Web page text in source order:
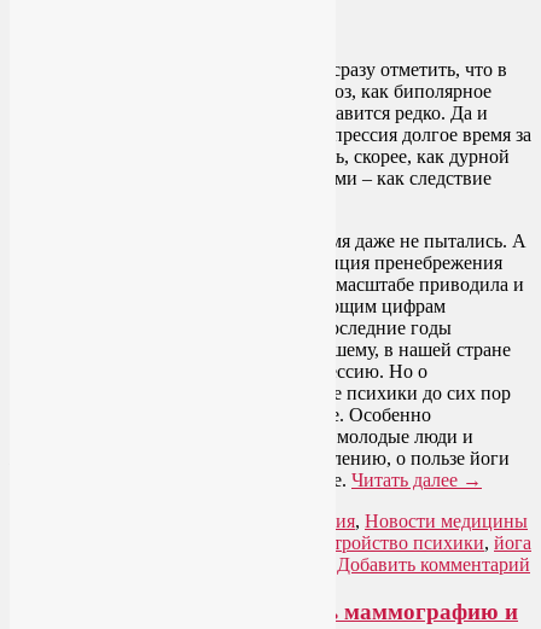
Нужно сразу отметить, что в
русскоязычной части мира такой диагноз, как биполярное
аффективное расстройство психики, ставится редко. Да и
лечить депрессию было не принято, депрессия долгое время за
болезнь не считалась, а рассматривалась, скорее, как дурной
характер, а в случаях с молодыми людьми – как следствие
Поэтому лечить депрессию долгое время даже не пытались. А
в судьбах конкретных людей эта тенденция пренебрежения
здоровьем психики в государственном масштабе приводила и
приводит к разбитым жизням и ужасающим цифрам
статистики по суициду. К счастью, в последние годы
ситуация потихоньку изменяется к лучшему, в нашей стране
начали признавать и даже лечить депрессию. Но о
биполярном аффективном расстройстве психики до сих пор
слышно мало, хотя страдают им многие. Особенно
подвержены биполярности подростки, молодые люди и
женщины в период менопаузы. К сожалению, о пользе йоги
при депрессии им известно еще меньше. Читать далее →
Йогатерапия, Новости медицины
биполярное аффективное расстройство психики, йога
Добавить комментарий
Рак груди молодеет. Все делать маммографию и